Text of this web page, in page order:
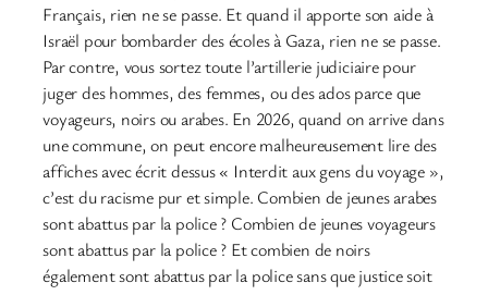
Français, rien ne se passe. Et quand il apporte son aide à
Israël pour bombarder des écoles à Gaza, rien ne se passe.
Par contre, vous sortez toute l’artillerie judiciaire pour
juger des hommes, des femmes, ou des ados parce que
voyageurs, noirs ou arabes. En 2026, quand on arrive dans
une commune, on peut encore malheureusement lire des
affiches avec écrit dessus « Interdit aux gens du voyage »,
c’est du racisme pur et simple. Combien de jeunes arabes
sont abattus par la police ? Combien de jeunes voyageurs
sont abattus par la police ? Et combien de noirs
également sont abattus par la police sans que justice soit